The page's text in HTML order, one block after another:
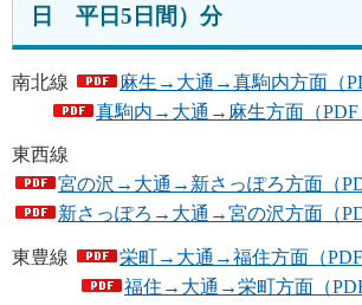
日 平日5日間）分
南北線
麻生→大通→真駒内方面（
真駒内→大通→麻生方面（PDF
東西線
宮の沢→大通→新さっぽろ方面（
新さっぽろ→大通→宮の沢方面（
東豊線
栄町→大通→福住方面（PDF
福住→大通→栄町方面（PDF